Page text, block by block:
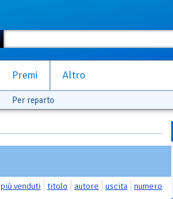
Premi Altro
Per reparto
più venduti titolo autore uscita numero